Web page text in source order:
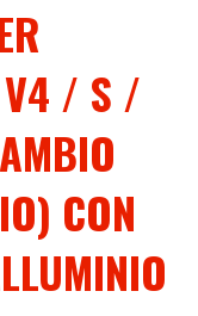
V4 / S /
CON